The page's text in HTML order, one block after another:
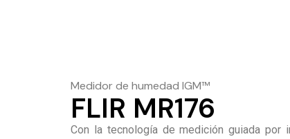
Medidor de humedad IGM™
FLIR MR176
Con la tecnología de medición guiada por